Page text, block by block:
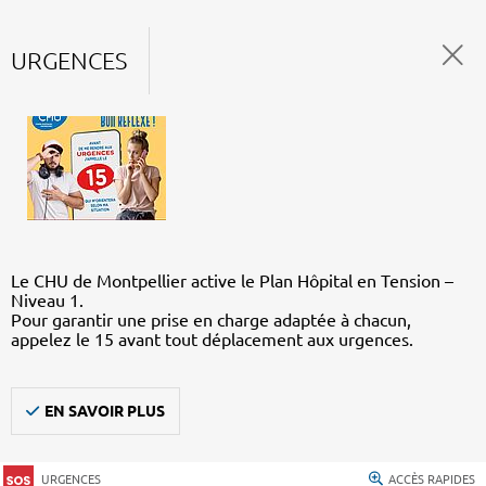
URGENCES
Le CHU de Montpellier active le Plan Hôpital en Tension –
Niveau 1.
Pour garantir une prise en charge adaptée à chacun,
appelez le 15 avant tout déplacement aux urgences.
EN SAVOIR PLUS
URGENCES ACCÈS RAPIDES